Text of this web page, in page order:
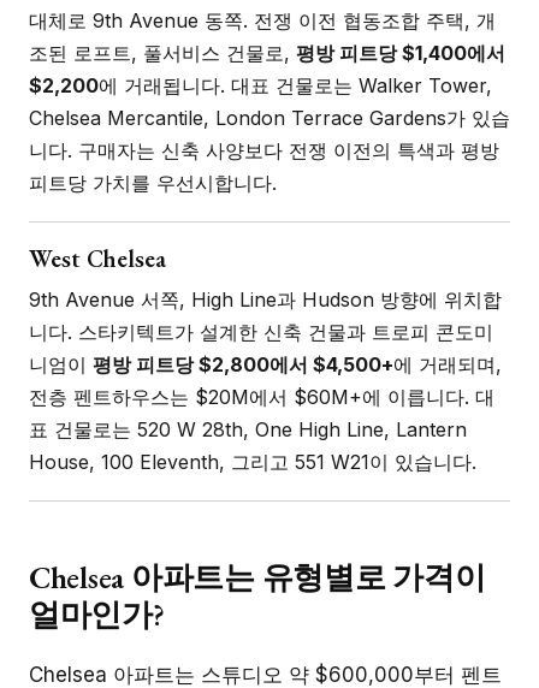
대체로 9th Avenue 동쪽. 전쟁 이전 협동조합 주택, 개
조된 로프트, 풀서비스 건물로, 평방 피트당 $1,400에서
$2,200에 거래됩니다. 대표 건물로는 Walker Tower,
Chelsea Mercantile, London Terrace Gardens가 있습
니다. 구매자는 신축 사양보다 전쟁 이전의 특색과 평방
피트당 가치를 우선시합니다.
West Chelsea
9th Avenue 서쪽, High Line과 Hudson 방향에 위치합
니다. 스타키텍트가 설계한 신축 건물과 트로피 콘도미
니엄이 평방 피트당 $2,800에서 $4,500+에 거래되며,
전층 펜트하우스는 $20M에서 $60M+에 이릅니다. 대
표 건물로는 520 W 28th, One High Line, Lantern
House, 100 Eleventh, 그리고 551 W21이 있습니다.
Chelsea 아파트는 유형별로 가격이
얼마인가?
Chelsea 아파트는 스튜디오 약 $600,000부터 펜트